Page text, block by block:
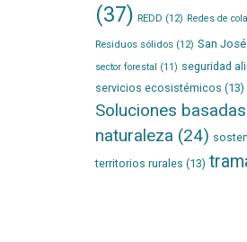
(37) REDD (12) Redes de
Residuos sólidos(12) San José
sector forestal (11) seguridad
servicios ecosistémicos (13)
Soluciones
naturaleza (24)
territorios rurales (13)